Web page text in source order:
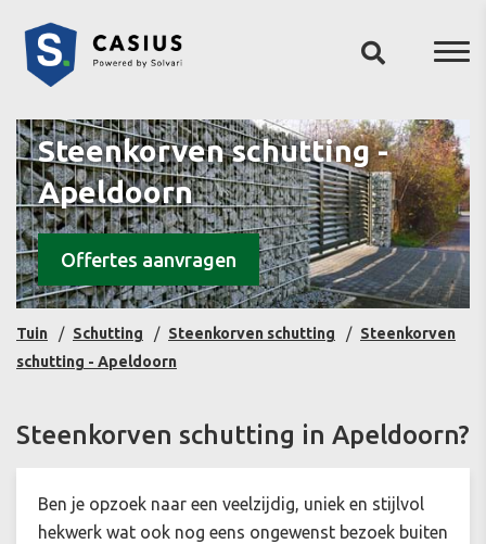
Steenkorven schutting -
Apeldoorn
Offertes aanvragen
Tuin Schutting Steenkorven schutting
Steenkorven
schutting - Apeldoorn
Steenkorven schutting in Apeldoorn?
Ben je opzoek naar een veelzijdig, uniek en stijlvol
hekwerk wat ook nog eens ongewenst bezoek buiten